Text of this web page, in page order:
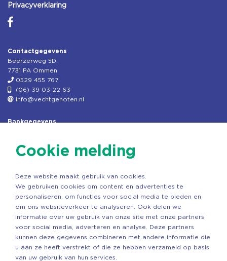
Privacyverklaring
Contactgegevens
Beerzerweg 5D.
7731 PA Ommen
0529 455 767
(06) 39 03 22 63
info@vechtgenoten.nl
Bankgegevens
Rek.nr: NL85RABO0127579230
Copyright ©2026 Vechtgenoten
Cookie melding
Deze website maakt gebruik van cookies.
We gebruiken cookies om content en advertenties te
personaliseren, om functies voor social media te bieden en
om ons websiteverkeer te analyseren. Ook delen we
informatie over uw gebruik van onze site met onze partners
voor social media, adverteren en analyse. Deze partners
kunnen deze gegevens combineren met andere informatie die
u aan ze heeft verstrekt of die ze hebben verzameld op basis
van uw gebruik van hun services.